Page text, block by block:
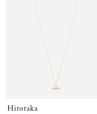
Hirotaka